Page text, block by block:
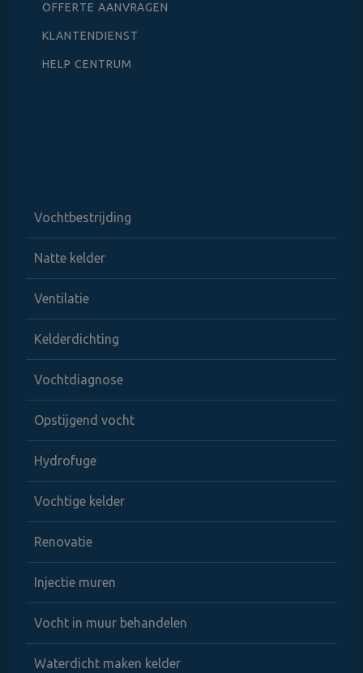
OFFERTE AANVRAGEN
KLANTENDIENST
HELP CENTRUM
Vochtbestrijding
Natte kelder
Ventilatie
Kelderdichting
Vochtdiagnose
Opstijgend vocht
Hydrofuge
Vochtige kelder
Renovatie
Injectie muren
Vocht in muur behandelen
Waterdicht maken kelder